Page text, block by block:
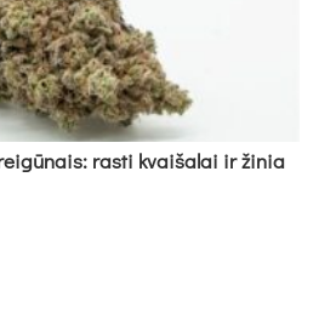
ras­ti kvai­ša­lai ir ži­nia